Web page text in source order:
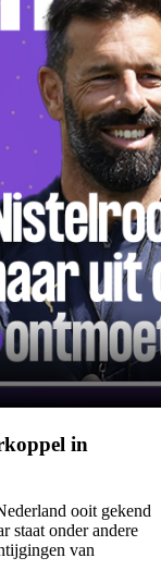
in
ooit gekend
staat onder andere
van